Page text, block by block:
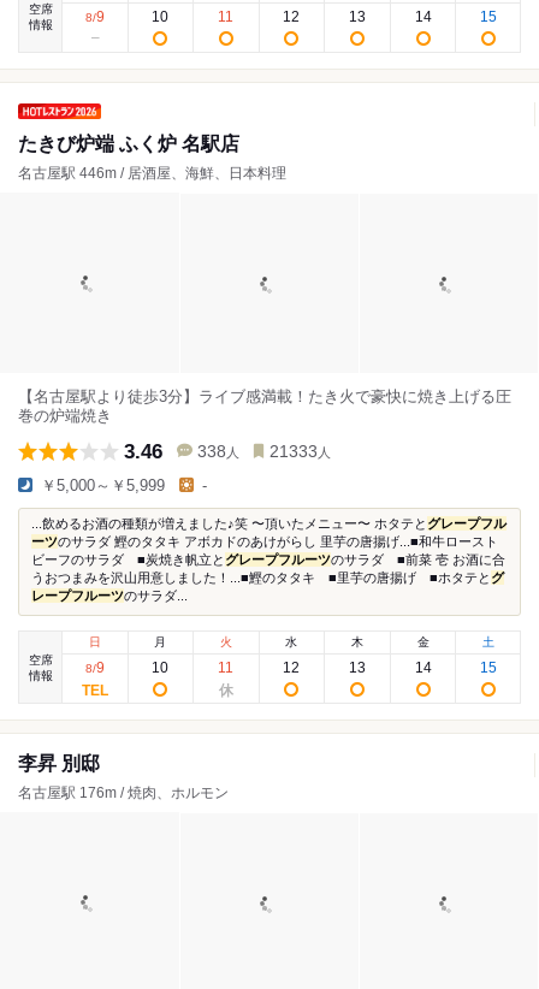
空席
情報
8/9 10 11 12 13 14 15
たきび炉端 ふく炉 名駅店
名古屋駅 446m / 居酒屋、海鮮、日本料理
【名古屋駅より徒歩3分】ライブ感満載！たき火で豪快に焼き上げる圧
巻の炉端焼き
3.46 338 人 21333 人
￥5,000～￥5,999 -
...飲めるお酒の種類が増えました♪笑 〜頂いたメニュー〜 ホタテと グレープフル
ーツのサラダ 鰹のタタキ アボカドのあけがらし 里芋の唐揚げ...■和牛ロースト
ビーフのサラダ ■炭焼き帆立と グレープフルーツのサラダ ■前菜 壱 お酒に合
うおつまみを沢山用意しました！...■鰹のタタキ ■里芋の唐揚げ ■ホタテと グ
レープフルーツのサラダ...
空席
情報
日
8/9
月
10
火
11
水
12
木
13
金
14
土
15
李昇 別邸
名古屋駅 176m / 焼肉、ホルモン